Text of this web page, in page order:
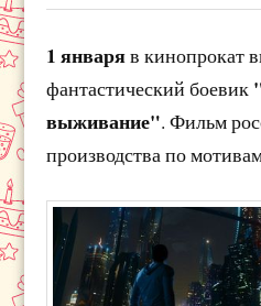
1 январяв кинопрокат
фантастический боевик
выживание". Фильм
производства по